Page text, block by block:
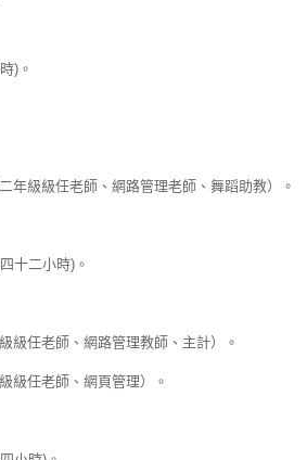
)。
年級級任老師、網路管理老師、舞蹈助教）。
十二小時)。
級任老師、網路管理教師、主計）。
級任老師、網頁管理）。